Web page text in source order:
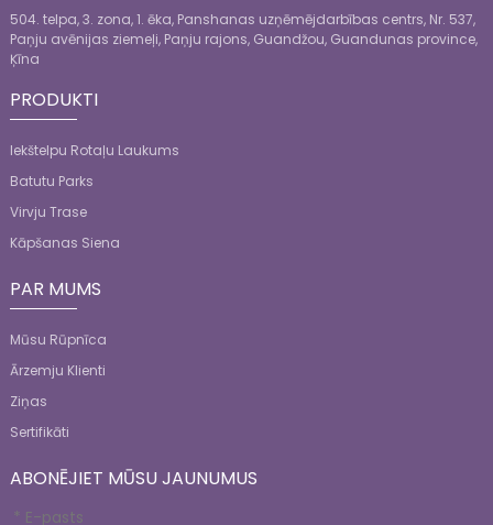
504. telpa, 3. zona, 1. ēka, Panshanas uzņēmējdarbības centrs, Nr. 537,
Paņju avēnijas ziemeļi, Paņju rajons, Guandžou, Guandunas province,
Ķīna
PRODUKTI
Iekštelpu Rotaļu Laukums
Batutu Parks
Virvju Trase
Kāpšanas Siena
PAR MUMS
Mūsu Rūpnīca
Ārzemju Klienti
Ziņas
Sertifikāti
ABONĒJIET MŪSU JAUNUMUS